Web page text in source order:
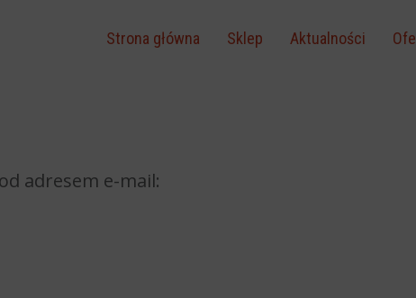
Strona główna Sklep Aktualności
adresem e-mail: